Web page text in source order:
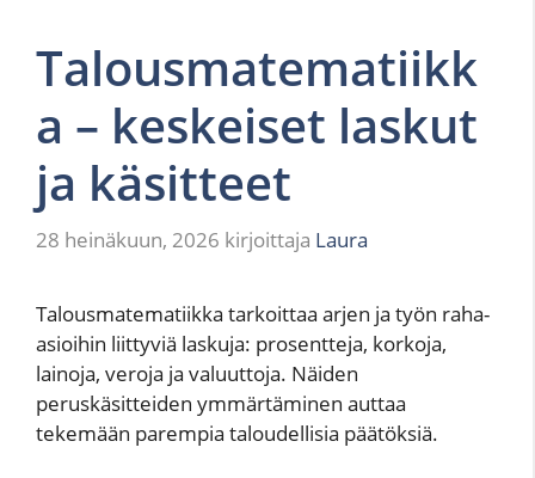
Talousmatematiikk
a – keskeiset laskut
ja käsitteet
28 heinäkuun, 2026 kirjoittaja Laura
Talousmatematiikka tarkoittaa arjen ja työn raha-
asioihin liittyviä laskuja: prosentteja, korkoja,
lainoja, veroja ja valuuttoja. Näiden
peruskäsitteiden ymmärtäminen auttaa
tekemään parempia taloudellisia päätöksiä.